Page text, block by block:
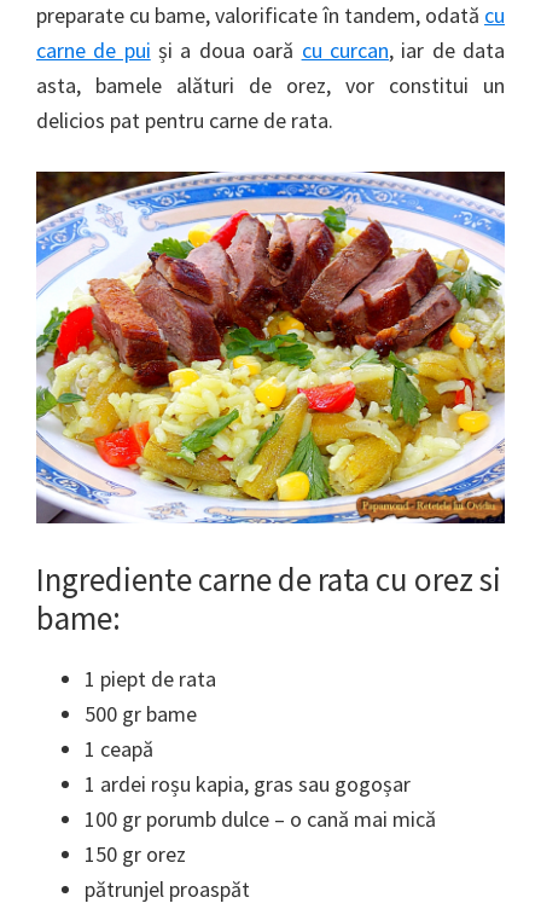
preparate cu bame, valorificate în tandem, odată cu
carne de pui și a doua oară cu curcan, iar de data
asta, bamele alături de orez, vor constitui un
delicios pat pentru carne de rata.
Ingrediente carne de rata cu orez si
bame:
1 piept de rata
500 gr bame
1 ceapă
1 ardei roșu kapia, gras sau gogoșar
100 gr porumb dulce – o cană mai mică
150 gr orez
pătrunjel proaspăt